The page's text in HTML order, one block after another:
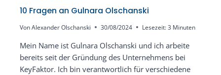
10 Fragen an Gulnara Olschanski
VonAlexander Olschanski 30/08/2024 Lesezeit:3 Minuten
Mein Name ist Gulnara Olschanski und ich arbeite
bereits seit der Gründung des Unternehmens bei
KeyFaktor. Ich bin verantwortlich für verschiedene